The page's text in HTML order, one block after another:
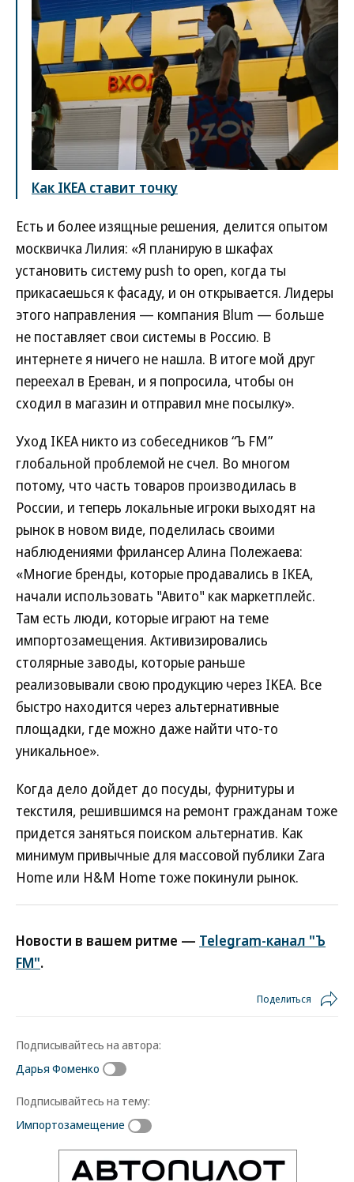
Как IKEA ставит точку
Есть и более изящные решения, делится опытом
москвичка Лилия: «Я планирую в шкафах
установить систему push to open, когда ты
прикасаешься к фасаду, и он открывается. Лидеры
этого направления — компания Blum — больше
не поставляет свои системы в Россию. В
интернете я ничего не нашла. В итоге мой друг
переехал в Ереван, и я попросила, чтобы он
сходил в магазин и отправил мне посылку».
Уход IKEA никто из собеседников “Ъ FM”
глобальной проблемой не счел. Во многом
потому, что часть товаров производилась в
России, и теперь локальные игроки выходят на
рынок в новом виде, поделилась своими
наблюдениями фрилансер Алина Полежаева:
«Многие бренды, которые продавались в IKEA,
начали использовать "Авито" как маркетплейс.
Там есть люди, которые играют на теме
импортозамещения. Активизировались
столярные заводы, которые раньше
реализовывали свою продукцию через IKEA. Все
быстро находится через альтернативные
площадки, где можно даже найти что-то
уникальное».
Когда дело дойдет до посуды, фурнитуры и
текстиля, решившимся на ремонт гражданам тоже
придется заняться поиском альтернатив. Как
минимум привычные для массовой публики Zara
Home или H&M Home тоже покинули рынок.
Новости в вашем ритме — Telegram-канал "Ъ
FM".
Поделиться
Подписывайтесь на автора:
Дарья Фоменко
Подписывайтесь на тему:
Импортозамещение